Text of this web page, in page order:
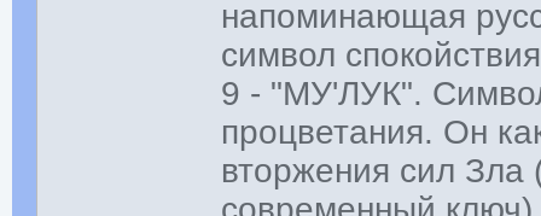
напоминающая
символ
9 - "МУ'ЛУК".
процветания. Он
вторжения сил Зла